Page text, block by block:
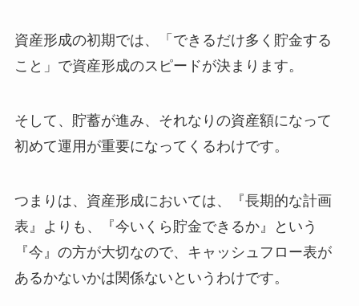
資産形成の初期では、「できるだけ多く貯金する
こと」で資産形成のスピードが決まります。
そして、貯蓄が進み、それなりの資産額になって
初めて運用が重要になってくるわけです。
つまりは、資産形成においては、『長期的な計画
表』よりも、『今いくら貯金できるか』という
『今』の方が大切なので、キャッシュフロー表が
あるかないかは関係ないというわけです。